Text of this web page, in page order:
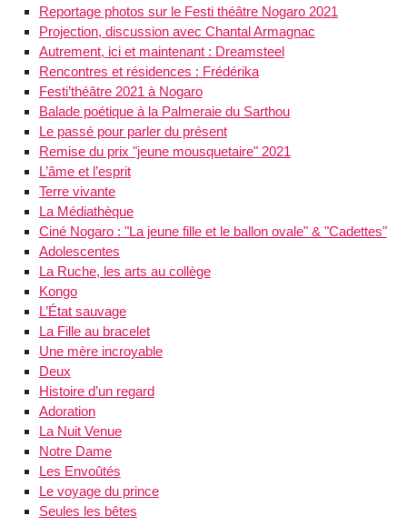
Reportage photos sur le Festi théâtre Nogaro 2021
Projection, discussion avec Chantal Armagnac
Autrement, ici et maintenant : Dreamsteel
Rencontres et résidences : Frédérika
Festi’théâtre 2021 à Nogaro
Balade poétique à la Palmeraie du Sarthou
Le passé pour parler du présent
Remise du prix "jeune mousquetaire" 2021
L’âme et l’esprit
Terre vivante
La Médiathèque
Ciné Nogaro : "La jeune fille et le ballon ovale" & "Cadettes"
Adolescentes
La Ruche, les arts au collège
Kongo
L’État sauvage
La Fille au bracelet
Une mère incroyable
Deux
Histoire d’un regard
Adoration
La Nuit Venue
Notre Dame
Les Envoûtés
Le voyage du prince
Seules les bêtes